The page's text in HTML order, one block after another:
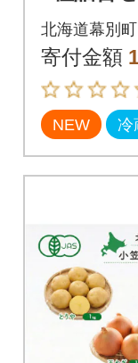
g・リー
荷先行予
2]
北海道幕別町
寄付金額
NEW 冷